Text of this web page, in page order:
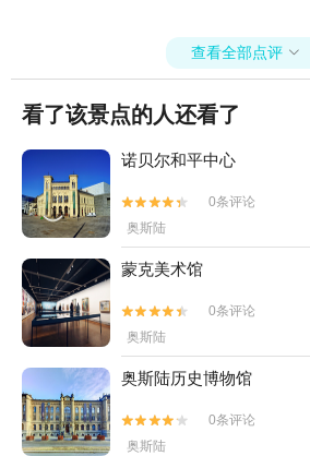
看了该景点的人还看了
诺贝尔和平中心
奥斯陆
蒙克美术馆
奥斯陆